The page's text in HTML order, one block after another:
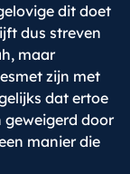
dit doet
dus streven
maar
zijn met
dat ertoe
geweigerd door
manier die